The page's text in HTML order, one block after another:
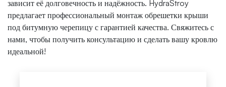
зависит её долговечность и надёжность. HydraStroy
предлагает профессиональный монтаж обрешетки крыши
под битумную черепицу с гарантией качества. Свяжитесь с
нами, чтобы получить консультацию и сделать вашу кровлю
идеальной!